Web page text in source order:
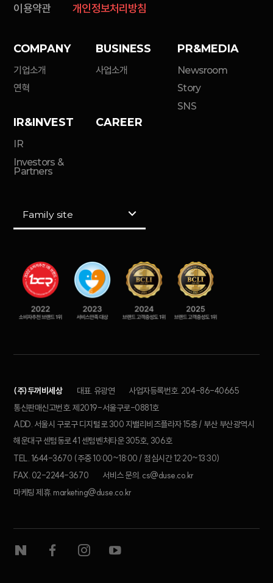
이용약관 개인정보처리방침
COMPANY
기업소개
연혁
BUSINESS
사업소개
PR&MEDIA
Newsroom
Story
SNS
IR&INVEST
IR
Investors &
Partners
CAREER
Family site
(주)두꺼비세상 대표. 유광연
사업자등록번호. 204-86-40665
통신판매신고번호. 제2019-서울구로-0881호
ADD. 서울시 구로구 디지털로 300 지밸리비즈플라자 15층 / 부산 부산광역시
해운대구 센텀동로 41 센텀벤처타운 305호, 306호
TEL. 1644-3670 (주중 10:00~18:00 / 점심시간 12:20~13:30)
FAX. 02-2244-3670
서비스 문의. cs@duse.co.kr
마케팅 제휴. marketing@duse.co.kr